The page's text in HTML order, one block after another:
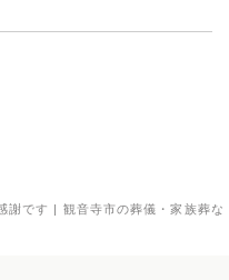
謝です | 観音寺市の葬儀・家族葬な